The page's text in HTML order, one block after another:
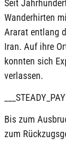
Seit
Wanderhirten
Ararat entlang
Iran. Auf ihre
konnten sich
verlassen.
Bis zum
zum